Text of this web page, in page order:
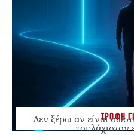
ΤΡΟΦΗ
Δεν ξέρω αν είναι
τουλάχιστον